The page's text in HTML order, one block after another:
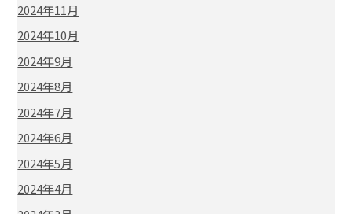
2024年11月
2024年10月
2024年9月
2024年8月
2024年7月
2024年6月
2024年5月
2024年4月